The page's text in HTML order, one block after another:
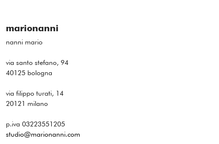
marionanni
nanni mario
via santo stefano, 94
40125 bologna
via filippo turati, 14
20121 milano
p.iva 03223551205
studio@marionanni.com